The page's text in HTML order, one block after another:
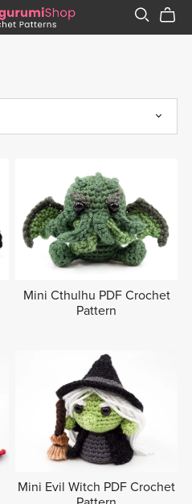
Mini Cthulhu PDF Crochet
Pattern
Mini Evil Witch PDF Crochet